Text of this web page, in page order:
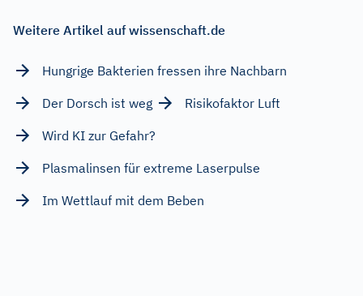
Weitere Artikel auf wissenschaft.de
Hungrige Bakterien fressen ihre Nachbarn
Der Dorsch ist weg
Risikofaktor Luft
Wird KI zur Gefahr?
Plasmalinsen für extreme Laserpulse
Im Wettlauf mit dem Beben